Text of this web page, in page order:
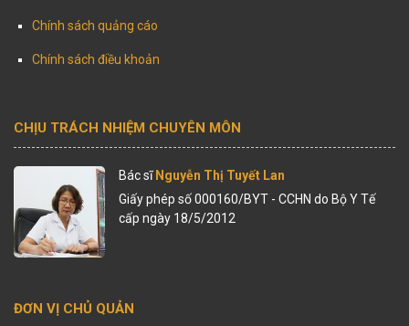
Chính sách quảng cáo
Chính sách điều khoản
CHỊU TRÁCH NHIỆM CHUYÊN MÔN
Bác sĩNguyễn Thị Tuyết Lan
Giấy phép số 000160/BYT - CCHN do Bộ Y Tế
cấp ngày 18/5/2012
ĐƠN VỊ CHỦ QUẢN